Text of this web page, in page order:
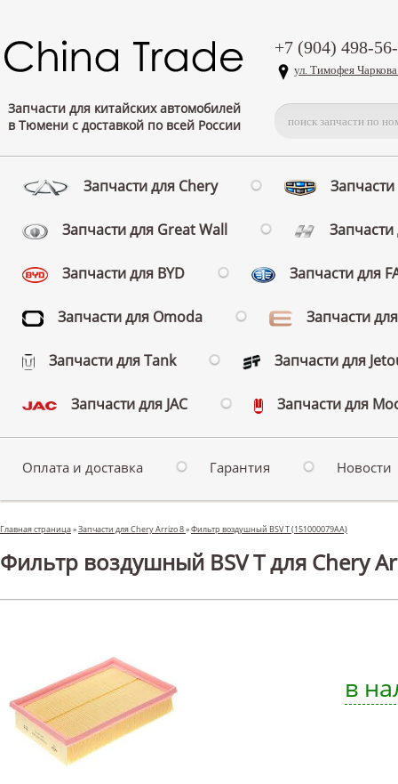
Запчасти для китайских автомобилей
в Тюмени с доставкой по всей России
+7 (904) 498-
ул. Тимофея
Запчасти для Chery
Запчасти для Great Wall
Запчасти для BYD Запчасти для
Запчасти для Omoda Запчасти
Запчасти для Tank Запчасти для
Запчасти для JAC Запчасти для
Оплата и доставка Гарантия Новости
Главная страница»Запчасти для Chery Arrizo 8»Фильтр воздушный BSV T (151000079AA)
Фильтр воздушный BSV T для Chery
в